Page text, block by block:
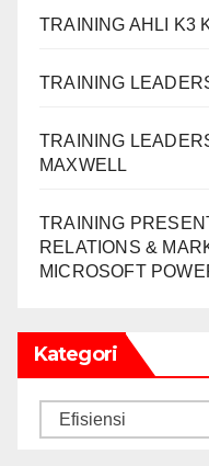
TRAINING AHLI K3
TRAINING
TRAINING
MAXWELL
TRAINING
RELATIONS &
MICROSOFT
Kategori
Kategori